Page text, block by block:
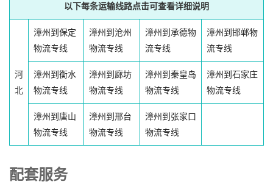
以下每条运输线路点击可查看详细说明
河
北
漳州到保定
物流专线
漳州到沧州
物流专线
漳州到承德物
流专线
漳州到邯郸物
流专线
漳州到衡水
物流专线
漳州到廊坊
物流专线
漳州到秦皇岛
物流专线
漳州到石家庄
物流专线
漳州到唐山
物流专线
漳州到邢台
物流专线
漳州到张家口
物流专线
配套服务